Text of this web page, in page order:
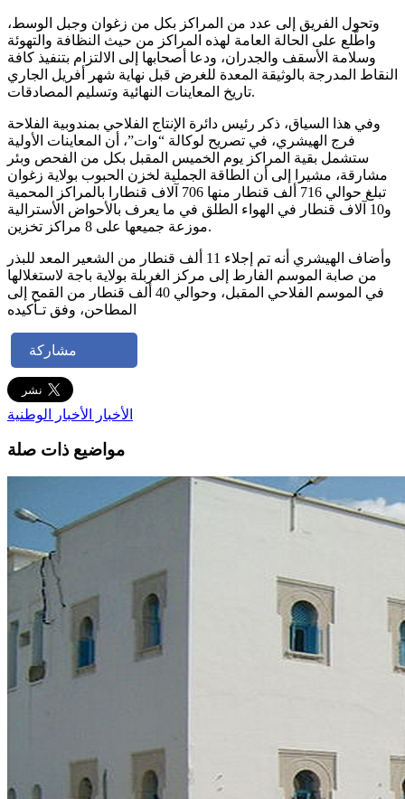
وتحول الفريق إلى عدد من المراكز بكل من زغوان وجبل الوسط،
واطّلع على الحالة العامة لهذه المراكز من حيث النظافة والتهوئة
وسلامة الأسقف والجدران، ودعا أصحابها إلى الالتزام بتنفيذ كافة
النقاط المدرجة بالوثيقة المعدة للغرض قبل نهاية شهر أفريل الجاري
تاريخ المعاينات النهائية وتسليم المصادقات.
وفي هذا السياق، ذكر رئيس دائرة الإنتاج الفلاحي بمندوبية الفلاحة
فرج الهيشري، في تصريح لوكالة “وات”، أن المعاينات الأولية
ستشمل بقية المراكز يوم الخميس المقبل بكل من الفحص وبئر
مشارقة، مشيرا إلى أن الطاقة الجملية لخزن الحبوب بولاية زغوان
تبلغ حوالي 716 ألف قنطار منها 706 آلاف قنطارا بالمراكز المحمية
و10 آلاف قنطار في الهواء الطلق في ما يعرف بالأحواض الأسترالية
موزعة جميعها على 8 مراكز تخزين.
وأضاف الهيشري أنه تم إجلاء 11 ألف قنطار من الشعير المعد للبذر
من صابة الموسم الفارط إلى مركز الغربلة بولاية باجة لاستغلالها
في الموسم الفلاحي المقبل، وحوالي 40 ألف قنطار من القمح إلى
المطاحن، وفق تـأكيده
مشاركة
الأخبار الأخبار الوطنية
مواضيع ذات صلة